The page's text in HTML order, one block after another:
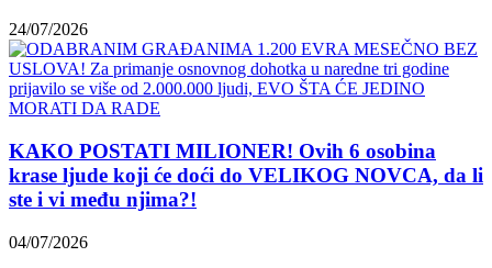
24/07/2026
KAKO POSTATI MILIONER! Ovih 6 osobina
krase ljude koji će doći do VELIKOG NOVCA, da li
ste i vi među njima?!
04/07/2026